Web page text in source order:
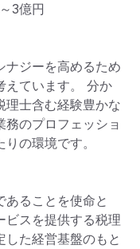
3億円
ナジーを高めるため
えています。 分か
理士含む経験豊かな
のプロフェッショ
の環境です。
あることを使命と
ビスを提供する税理
た経営基盤のもと